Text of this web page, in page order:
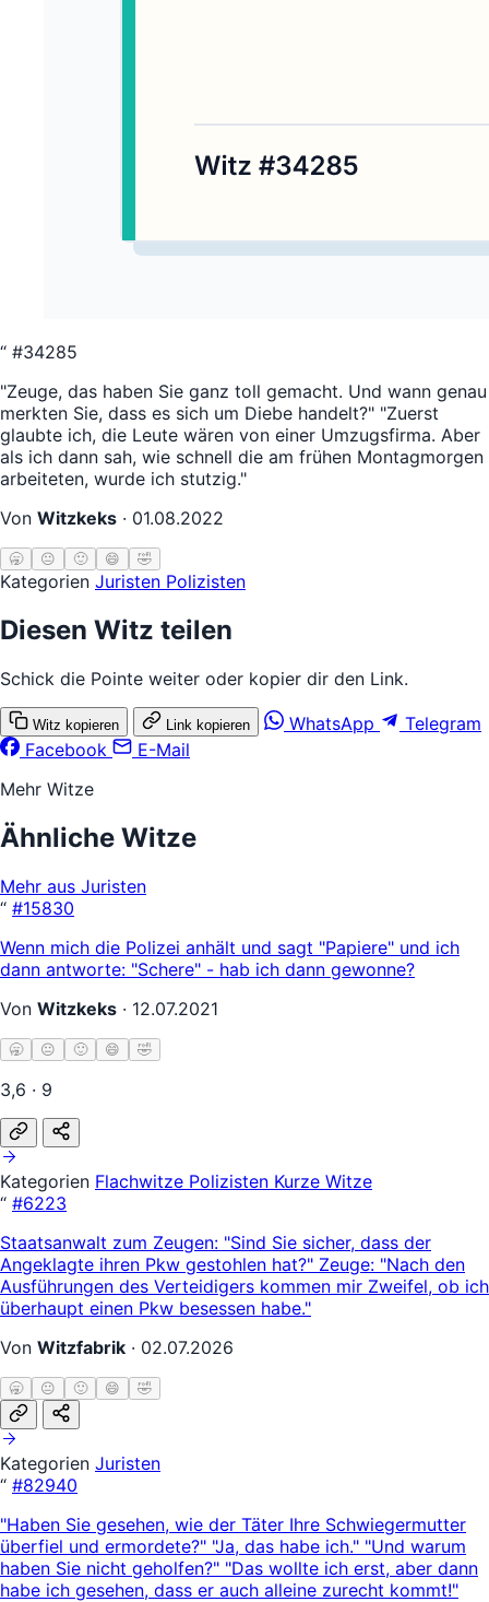
“ #34285
"Zeuge, das haben Sie ganz toll gemacht. Und wann genau
merkten Sie, dass es sich um Diebe handelt?" "Zuerst
glaubte ich, die Leute wären von einer Umzugsfirma. Aber
als ich dann sah, wie schnell die am frühen Montagmorgen
arbeiteten, wurde ich stutzig."
Von Witzkeks · 01.08.2022
🥱 😐 🙂 😄 🤣
Kategorien Juristen Polizisten
Diesen Witz teilen
Schick die Pointe weiter oder kopier dir den Link.
Witz kopieren Link kopieren WhatsApp
Telegram
Facebook
E-Mail
Mehr Witze
Ähnliche Witze
Mehr aus Juristen
“ #15830
Wenn mich die Polizei anhält und sagt "Papiere" und ich
dann antworte: "Schere" - hab ich dann gewonne?
Von Witzkeks · 12.07.2021
🥱 😐 🙂 😄 🤣
3,6 · 9
Kategorien Flachwitze Polizisten Kurze Witze
“ #6223
Staatsanwalt zum Zeugen: "Sind Sie sicher, dass der
Angeklagte ihren Pkw gestohlen hat?" Zeuge: "Nach den
Ausführungen des Verteidigers kommen mir Zweifel, ob ich
überhaupt einen Pkw besessen habe."
Von Witzfabrik · 02.07.2026
🥱 😐 🙂 😄 🤣
Kategorien Juristen
“ #82940
"Haben Sie gesehen, wie der Täter Ihre Schwiegermutter
überfiel und ermordete?" "Ja, das habe ich." "Und warum
haben Sie nicht geholfen?" "Das wollte ich erst, aber dann
habe ich gesehen, dass er auch alleine zurecht kommt!"